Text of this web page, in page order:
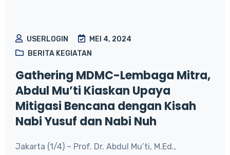
USERLOGIN
MEI 4, 2024
BERITA KEGIATAN
Gathering MDMC-Lembaga Mitra,
Abdul Mu’ti Kiaskan Upaya
Mitigasi Bencana dengan Kisah
Nabi Yusuf dan Nabi Nuh
Jakarta (1/4) – Prof. Dr. Abdul Mu’ti, M.Ed.,